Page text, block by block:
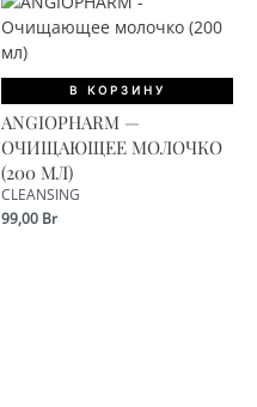
В КОРЗИНУ
ANGIOPHARM —
ОЧИЩАЮЩЕЕ МОЛОЧКО
(200 МЛ)
CLEANSING
99,00 Br